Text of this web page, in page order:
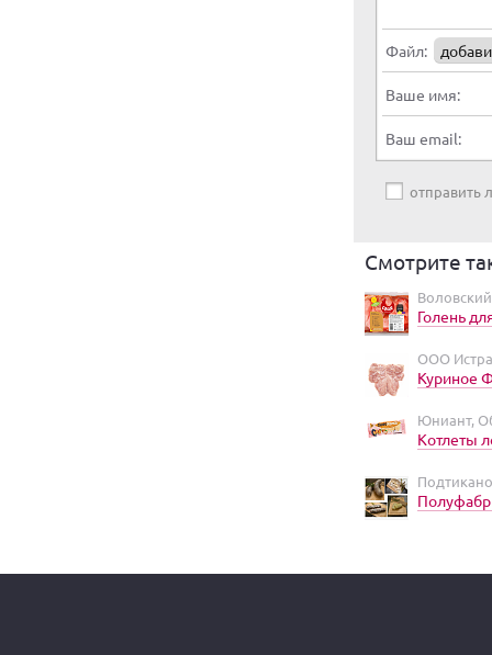
Файл:
Ваше имя:
Ваш email:
отправить
Смотрите
Голень
ООО
Куриное
Юниант,
Котлеты